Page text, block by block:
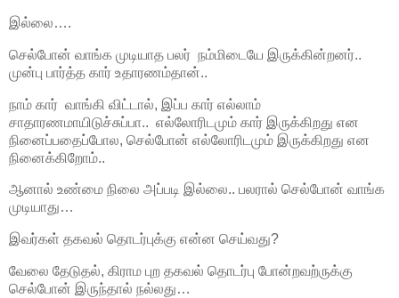
இல்லை….
செல்போன் வாங்க முடியாத பலர் நம்மிடையே இருக்கின்றனர்..
முன்பு பார்த்த கார் உதாரணம்தான்..
நாம் கார் வாங்கி விட்டால், இப்ப கார் எல்லாம்
சாதாரணமாயிடுச்சுப்பா.. எல்லோரிடமும் கார் இருக்கிறது என
நினைப்பதைப்போல, செல்போன் எல்லோரிடமும் இருக்கிறது என
நினைக்கிறோம்..
ஆனால் உண்மை நிலை அப்படி இல்லை.. பலரால் செல்போன் வாங்க
முடியாது…
இவர்கள் தகவல் தொடர்புக்கு என்ன செய்வது?
வேலை தேடுதல், கிராம புற தகவல் தொடர்பு போன்றவற்ருக்கு
செல்போன் இருந்தால் நல்லது…